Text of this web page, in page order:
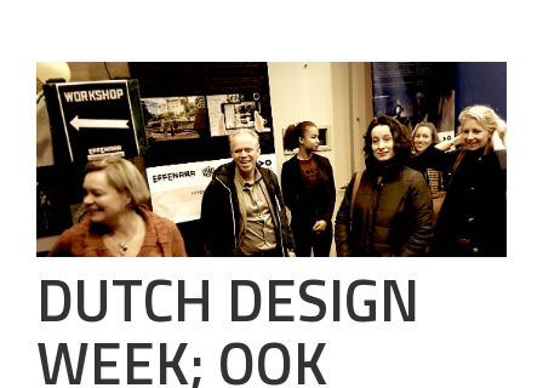
DUTCH DESIGN
WEEK; OOK